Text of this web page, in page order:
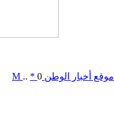
M .. * موقع أخبار الوطن 0